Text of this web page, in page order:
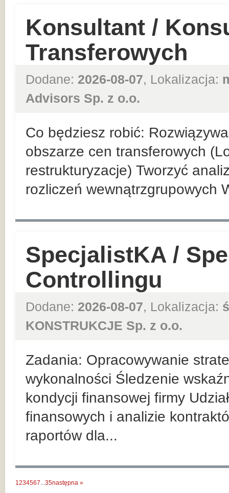
Konsultant /
Transferowych
Dodane: 2026-08-07, Lokalizacja:
Advisors Sp. z o.o.
Co będziesz robić:
obszarze cen transferowych
restrukturyzacje) Tworzyć
rozliczeń wewnątrzgrupowych
SpecjalistKA /
Controllingu
Dodane: 2026-08-07, Lokalizacja:
KONSTRUKCJE Sp. z o.o.
Zadania: Opracowywanie
wykonalności Śledzenie
kondycji finansowej firmy
finansowych i analizie
raportów dla...
1234567...35następna »